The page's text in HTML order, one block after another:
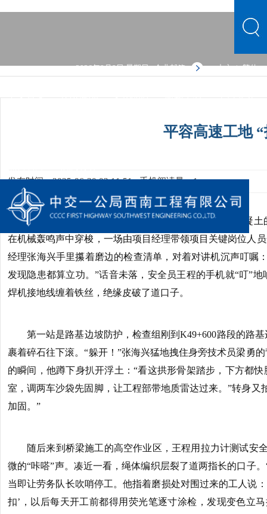
2026年8月9日 星期日企业邮箱 中文 | 繁体
中文首页 公司概况 文化品牌 新闻中心 主营业务
平容高速工地
发布时间：2025-06-30 02:11:51手机阅读量：1
清晨7点的平容高速公路四标段施工现场，钢筋与混凝
在机械轰鸣声中穿梭，一场由项目经理带领项目关键岗位人
经理张海兴手里攥着磨边的检查清单，对着对讲机沉声叮嘱
发现隐患都算立功。”话音未落，安全员王程的手机就“叮”
焊机接地线缠着铁丝，绝缘皮破了道口子。
第一站是路基边坡防护，检查组刚到K49+600路段的路
裹着碎石往下滚。“躲开！”张海兴猛地拽住身旁技术员梁勇
的瞬间，他蹲下身扒开浮土：“看这拱形骨架踏步，下方都
室，调两车沙袋先固脚，让工程部带地质雷达过来。”转身
加固。”
随后来到桥梁施工的高空作业区，王程用拉力计测试安
微的“咔嗒”声。凑近一看，绳体编织层裂了道两指长的口子
当即让劳务队长吹哨停工。他指着磨损处对围过来的工人说
扣’，以后每天开工前都得用荧光笔逐寸涂检，发现变色立